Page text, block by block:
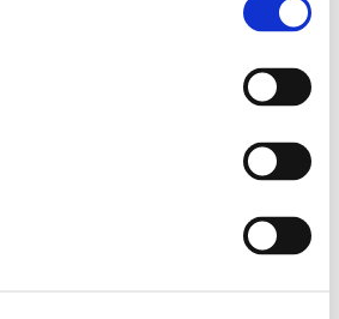
di accoglimento che,
il provvedimento
ciò che si evince dalle